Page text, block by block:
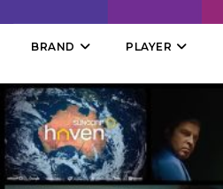
BRAND PLAYER